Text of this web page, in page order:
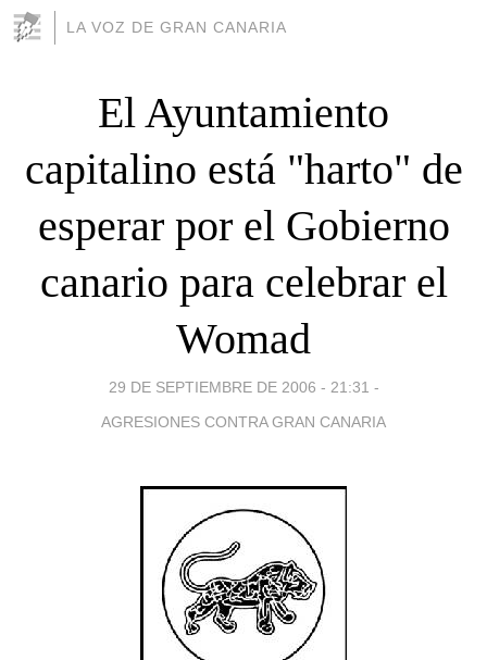
LA VOZ DE GRAN CANARIA
El Ayuntamiento
capitalino está "harto" de
esperar por el Gobierno
canario para celebrar el
Womad
29 DE SEPTIEMBRE DE 2006 - 21:31 -
AGRESIONES CONTRA GRAN CANARIA